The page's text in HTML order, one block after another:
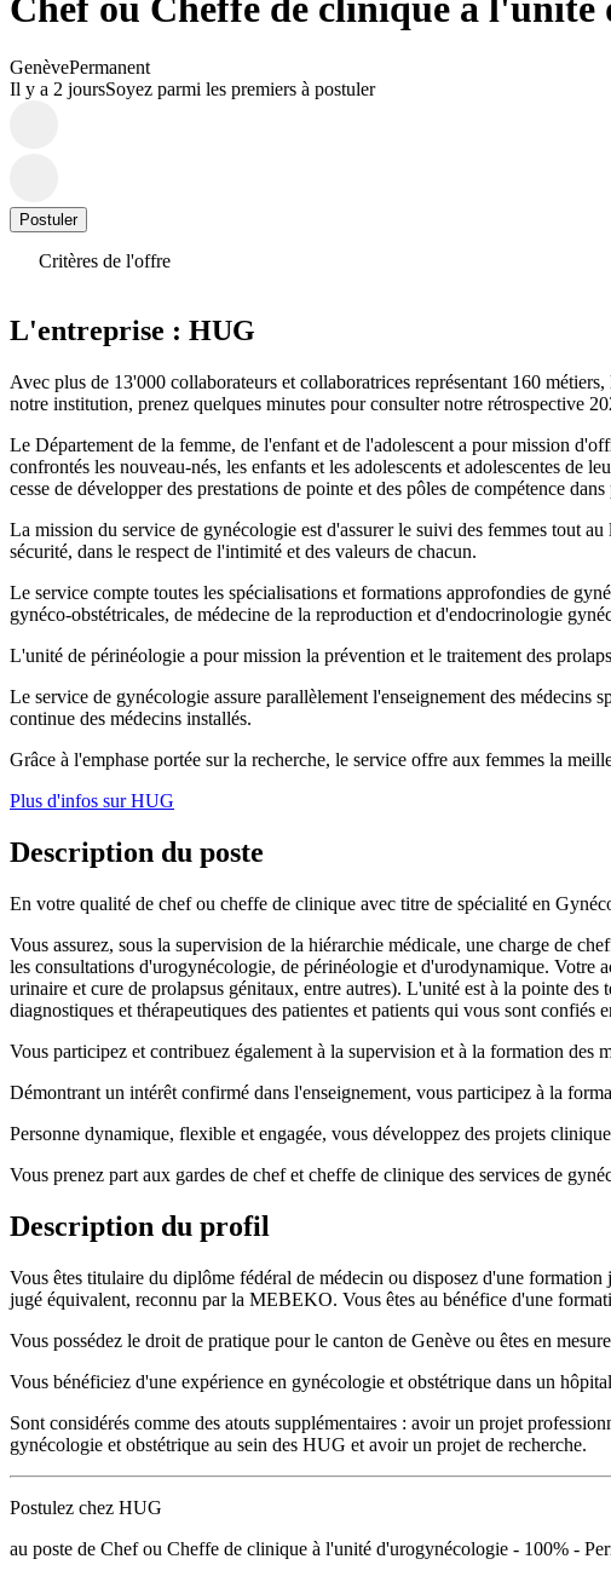
GenèvePermanent
Il y a 2 joursSoyez parmi les premiers à postuler
Postuler
Critères de l'offre
L'entreprise : HUG
Avec plus de 13'000 collaborateurs et collaboratrices représentant 160
notre institution, prenez quelques minutes pour consulter notre rétrospective
Le Département de la femme, de l'enfant et de l'adolescent a pour mission
confrontés les nouveau-nés, les enfants et les adolescents et adolescentes de
cesse de développer des prestations de pointe et des pôles de compétence
La mission du service de gynécologie est d'assurer le suivi des femmes tout
sécurité, dans le respect de l'intimité et des valeurs de chacun.
Le service compte toutes les spécialisations et formations approfondies de
gynéco-obstétricales, de médecine de la reproduction et d'endocrinologie
L'unité de périnéologie a pour mission la prévention et le traitement des
Le service de gynécologie assure parallèlement l'enseignement des
continue des médecins installés.
Grâce à l'emphase portée sur la recherche, le service offre aux femmes la
Plus d'infos sur HUG
Description du poste
En votre qualité de chef ou cheffe de clinique avec titre de spécialité en
Vous assurez, sous la supervision de la hiérarchie médicale, une charge de
les consultations d'urogynécologie, de périnéologie et d'urodynamique. Votre
urinaire et cure de prolapsus génitaux, entre autres). L'unité est à la pointe
diagnostiques et thérapeutiques des patientes et patients qui vous sont
Vous participez et contribuez également à la supervision et à la formation des
Démontrant un intérêt confirmé dans l'enseignement, vous participez à la
Personne dynamique, flexible et engagée, vous développez des projets
Vous prenez part aux gardes de chef et cheffe de clinique des services de
Description du profil
Vous êtes titulaire du diplôme fédéral de médecin ou disposez d'une
jugé équivalent, reconnu par la MEBEKO. Vous êtes au bénéfice d'une
Vous possédez le droit de pratique pour le canton de Genève ou êtes en
Vous bénéficiez d'une expérience en gynécologie et obstétrique dans un
Sont considérés comme des atouts supplémentaires : avoir un projet
gynécologie et obstétrique au sein des HUG et avoir un projet de recherche.
Postulez chez HUG
au poste de Chef ou Cheffe de clinique à l'unité d'urogynécologie - 100% -